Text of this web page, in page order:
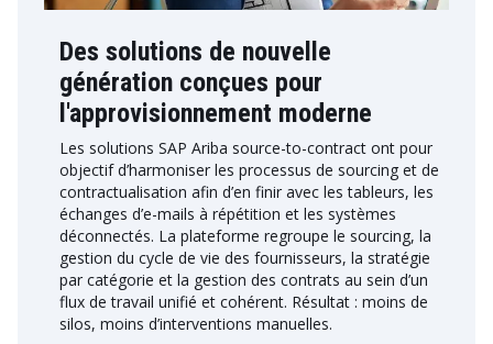
Des solutions de nouvelle
génération conçues pour
l'approvisionnement moderne
Les solutions SAP Ariba source-to-contract ont pour
objectif d’harmoniser les processus de sourcing et de
contractualisation afin d’en finir avec les tableurs, les
échanges d’e-mails à répétition et les systèmes
déconnectés. La plateforme regroupe le sourcing, la
gestion du cycle de vie des fournisseurs, la stratégie
par catégorie et la gestion des contrats au sein d’un
flux de travail unifié et cohérent. Résultat : moins de
silos, moins d’interventions manuelles.